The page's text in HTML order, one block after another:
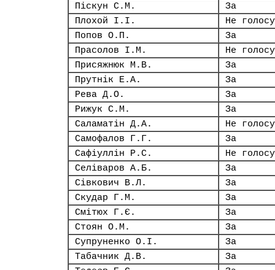
Піскун С.М.
За
Плохой І.І.
Не
Попов О.П.
За
Прасолов І.М.
Не
Присяжнюк М.В.
За
Прутнік Е.А.
За
Рева Д.О.
За
Рижук С.М.
За
Саламатін Д.А.
Не
Самофалов Г.Г.
За
Сафіуллін Р.С.
Не
Селіваров А.Б.
За
Сівкович В.Л.
За
Скудар Г.М.
За
Смітюх Г.Є.
За
Стоян О.М.
За
Супруненко О.І.
За
Табачник Д.В.
За